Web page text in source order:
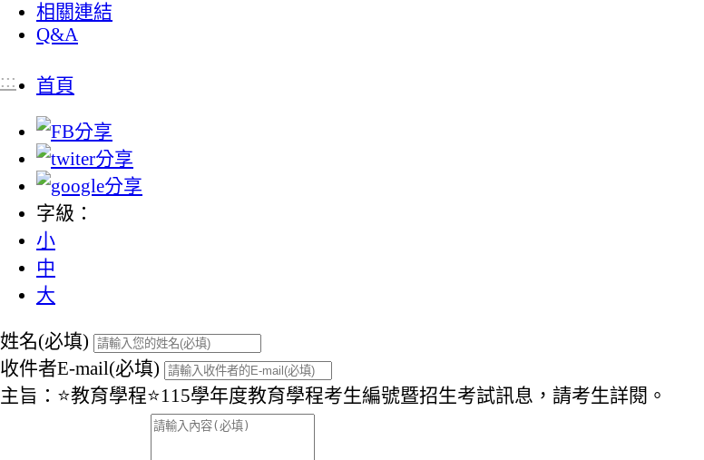
相關連結
Q&A
::: 首頁
字級：
小
中
大
姓名(必填)
收件者E-mail(必填)
主旨：⭐教育學程⭐115學年度教育學程考生編號暨招生考試訊息，請考生詳閱。